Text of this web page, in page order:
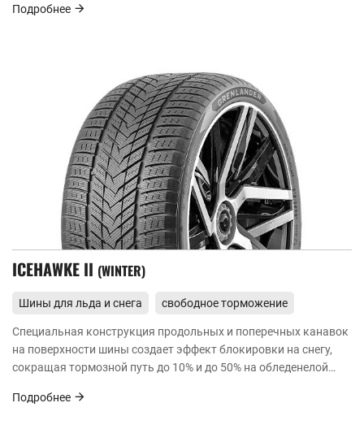
Подробнее
ICEHAWKE II WINTER
Шины для льда и снега
свободное торможение
Специальная конструкция продольных и поперечных канавок
на поверхности шины создает эффект блокировки на снегу,
сокращая тормозной путь до 10% и до 50% на обледенелой
обеспечивая водителю бесшумное и комфортное вождение.
Подробнее